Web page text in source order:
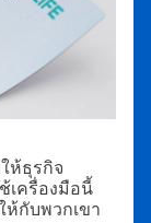
ห้ธุรกิจ
เครื่องมือนี้
ห้กับพวกเขา